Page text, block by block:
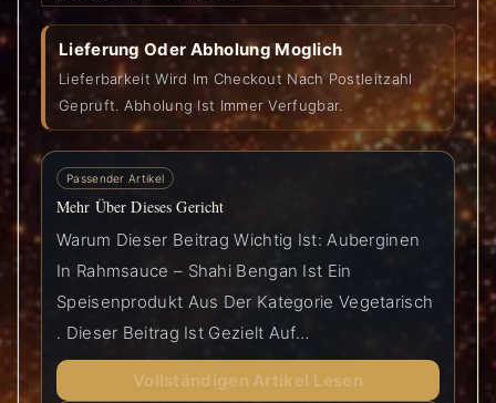
Lieferung Oder Abholung Moglich
Lieferbarkeit Wird Im Checkout Nach Postleitzahl
Gepruft. Abholung Ist Immer Verfugbar.
Passender Artikel
Mehr Über Dieses Gericht
Warum Dieser Beitrag Wichtig Ist: Auberginen
In Rahmsauce – Shahi Bengan Ist Ein
Speisenprodukt Aus Der Kategorie Vegetarisch
. Dieser Beitrag Ist Gezielt Auf…
Vollständigen Artikel Lesen